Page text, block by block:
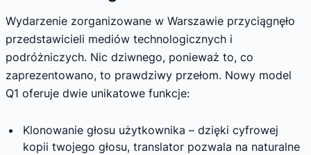
Wydarzenie zorganizowane w Warszawie przyciągnęło
przedstawicieli mediów technologicznych i
podróżniczych. Nic dziwnego, ponieważ to, co
zaprezentowano, to prawdziwy przełom. Nowy model
Q1 oferuje dwie unikatowe funkcje:
Klonowanie głosu użytkownika – dzięki cyfrowej
kopii twojego głosu, translator pozwala na naturalne